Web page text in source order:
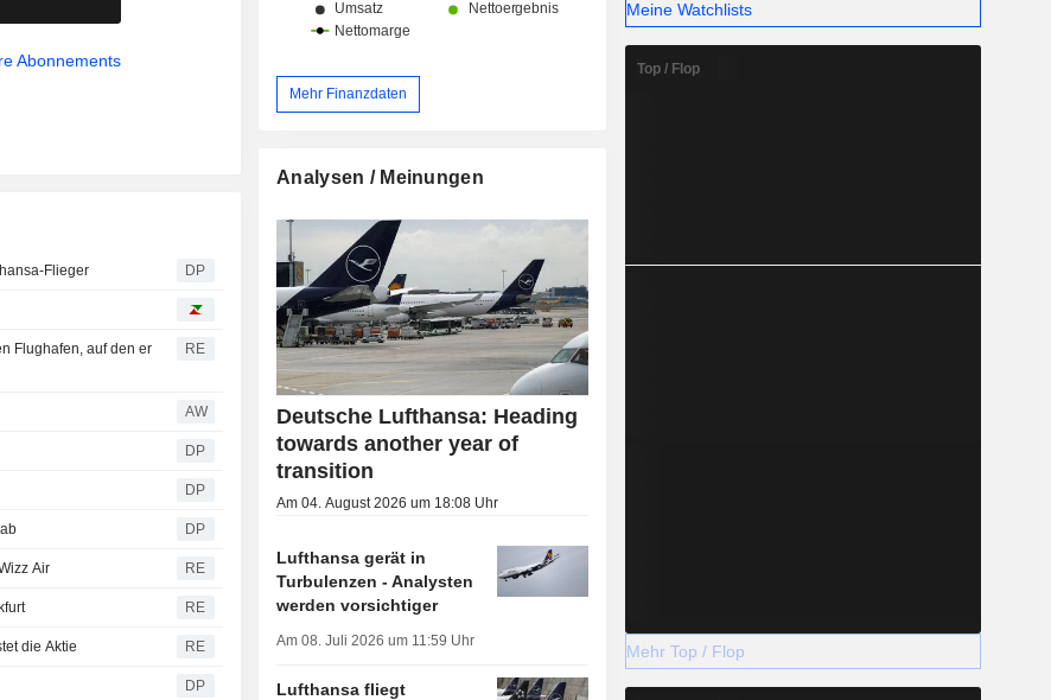
Abonnements
Flieger DP
Flughafen, auf den er
RE
AW
DP
DP
DP
Air RE
RE
die Aktie RE
DP
Mehr Finanzdaten
Analysen / Meinungen
Deutsche Lufthansa: Heading
towards another year of
transition
Am 04. August 2026 um 18:08 Uhr
Lufthansa gerät in
Turbulenzen - Analysten
werden vorsichtiger
Am 08. Juli 2026 um 11:59 Uhr
Lufthansa fliegt
Meine Watchlists
Top / Flop
Mehr Top / Flop